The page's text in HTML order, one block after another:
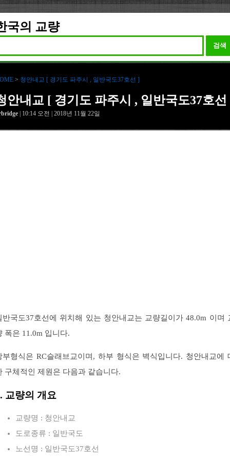
국의 교량
검색
> 청안내교 [ 경기도 파주시 , 일반국도37호선 ]
안내교 [ 경기도 파주시 , 일반국도37호선
| 10:14 오전 | 2018년 11월 22일
반국도37호선에 위치해 있는 청안내교는 교량길이가 48.0m 이며
폭은 11.0m 입니다.
부형식은 RC슬래브교이며, 하부 형식은 벽식입니다. 청안내교에
구체적인 제원은 다음과 같습니다.
교량의 개요
교량명 : 청안내교
도로종류 : 일반국도
노선명 : 일반국도37호선